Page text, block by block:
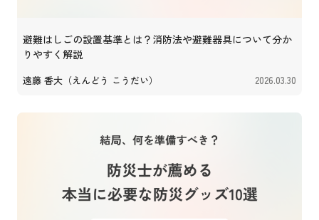
避難はしごの設置基準とは？消防法や避難器具について分か
りやすく解説
遠藤 香大（えんどう こうだい） 2026.03.30